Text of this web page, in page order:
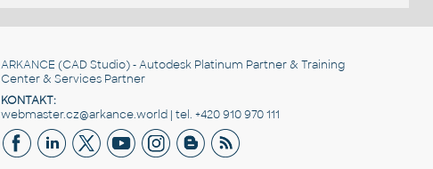
ARKANCE (CAD Studio) - Autodesk Platinum Partner & Training
Center & Services Partner
KONTAKT:
webmaster.cz@arkance.world | tel. +420 910 970 111